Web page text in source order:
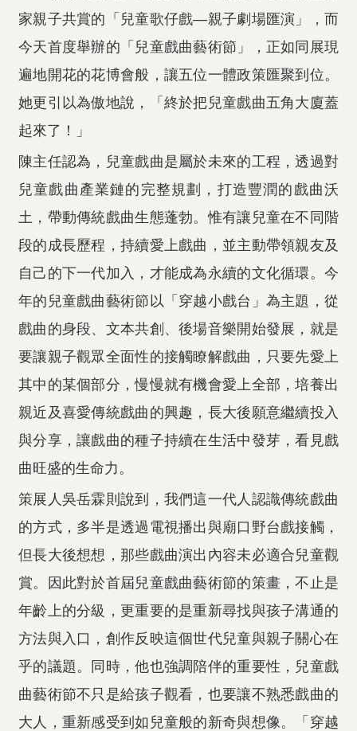
家親子共賞的「兒童歌仔戲—親子劇場匯演」，而
今天首度舉辦的「兒童戲曲藝術節」，正如同展現
遍地開花的花博會般，讓五位一體政策匯聚到位。
她更引以為傲地說，「終於把兒童戲曲五角大廈蓋
起來了！」
陳主任認為，兒童戲曲是屬於未來的工程，透過對
兒童戲曲產業鏈的完整規劃，打造豐潤的戲曲沃
土，帶動傳統戲曲生態蓬勃。惟有讓兒童在不同階
段的成長歷程，持續愛上戲曲，並主動帶領親友及
自己的下一代加入，才能成為永續的文化循環。今
年的兒童戲曲藝術節以「穿越小戲台」為主題，從
戲曲的身段、文本共創、後場音樂開始發展，就是
要讓親子觀眾全面性的接觸瞭解戲曲，只要先愛上
其中的某個部分，慢慢就有機會愛上全部，培養出
親近及喜愛傳統戲曲的興趣，長大後願意繼續投入
與分享，讓戲曲的種子持續在生活中發芽，看見戲
曲旺盛的生命力。
策展人吳岳霖則說到，我們這一代人認識傳統戲曲
的方式，多半是透過電視播出與廟口野台戲接觸，
但長大後想想，那些戲曲演出內容未必適合兒童觀
賞。因此對於首屆兒童戲曲藝術節的策畫，不止是
年齡上的分級，更重要的是重新尋找與孩子溝通的
方法與入口，創作反映這個世代兒童與親子關心在
乎的議題。同時，他也強調陪伴的重要性，兒童戲
曲藝術節不只是給孩子觀看，也要讓不熟悉戲曲的
大人，重新感受到如兒童般的新奇與想像。「穿越